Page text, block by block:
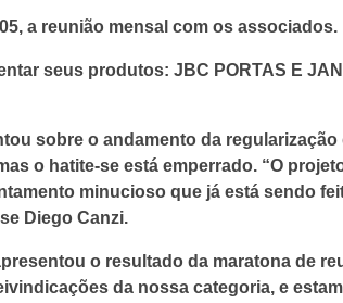
a reunião mensal com os associados.
seus produtos: JBC PORTAS E
sobre o andamento da
o hatite-se está emperrado. “O
minucioso que já está sendo
Diego Canzi.
o resultado da maratona de
da nossa categoria, e